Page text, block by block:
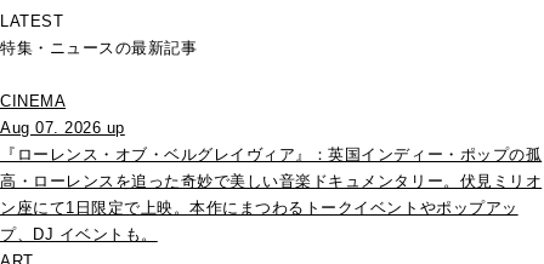
LATEST
特集・ニュースの最新記事
CINEMA
Aug 07. 2026 up
『ローレンス・オブ・ベルグレイヴィア』：英国インディー・ポップの孤
高・ローレンスを追った奇妙で美しい音楽ドキュメンタリー。伏見ミリオ
ン座にて1日限定で上映。本作にまつわるトークイベントやポップアッ
プ、DJ イベントも。